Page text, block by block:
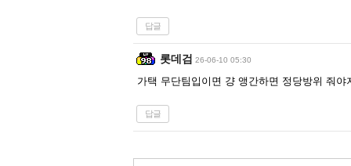
답글
롯데검 26-06-10 05:30
가택 무단팀입이면 걍 앵간하면 정당방위 줘야
답글